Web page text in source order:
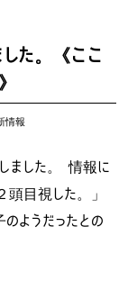
た。《ここ
情報
ました。 情報に
頭目視した。」
ようだったとの